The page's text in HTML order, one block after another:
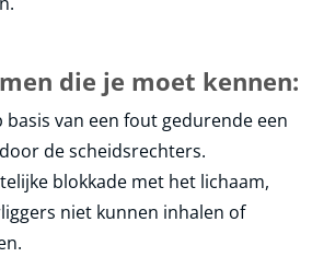
die je moet kennen:
basis van een fout gedurende een
de scheidsrechters.
blokkade met het lichaam,
niet kunnen inhalen of